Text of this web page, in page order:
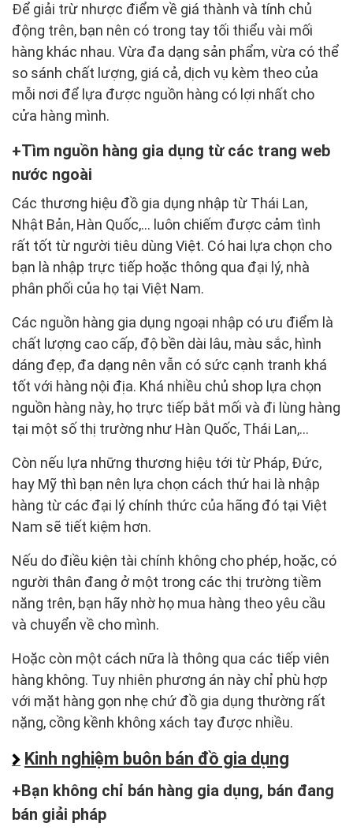
Để giải trừ nhược điểm về giá thành và tính chủ
động trên, bạn nên có trong tay tối thiểu vài mối
hàng khác nhau. Vừa đa dạng sản phẩm, vừa có thể
so sánh chất lượng, giá cả, dịch vụ kèm theo của
mỗi nơi để lựa được nguồn hàng có lợi nhất cho
cửa hàng mình.
Tìm nguồn hàng gia dụng từ các trang web
nước ngoài
Các thương hiệu đồ gia dụng nhập từ Thái Lan,
Nhật Bản, Hàn Quốc,… luôn chiếm được cảm tình
rất tốt từ người tiêu dùng Việt. Có hai lựa chọn cho
bạn là nhập trực tiếp hoặc thông qua đại lý, nhà
phân phối của họ tại Việt Nam.
Các nguồn hàng gia dụng ngoại nhập có ưu điểm là
chất lượng cao cấp, độ bền dài lâu, màu sắc, hình
dáng đẹp, đa dạng nên vẫn có sức cạnh tranh khá
tốt với hàng nội địa. Khá nhiều chủ shop lựa chọn
nguồn hàng này, họ trực tiếp bắt mối và đi lùng hàng
tại một số thị trường như Hàn Quốc, Thái Lan,…
Còn nếu lựa những thương hiệu tới từ Pháp, Đức,
hay Mỹ thì bạn nên lựa chọn cách thứ hai là nhập
hàng từ các đại lý chính thức của hãng đó tại Việt
Nam sẽ tiết kiệm hơn.
Nếu do điều kiện tài chính không cho phép, hoặc, có
người thân đang ở một trong các thị trường tiềm
năng trên, bạn hãy nhờ họ mua hàng theo yêu cầu
và chuyển về cho mình.
Hoặc còn một cách nữa là thông qua các tiếp viên
hàng không. Tuy nhiên phương án này chỉ phù hợp
với mặt hàng gọn nhẹ chứ đồ gia dụng thường rất
nặng, cồng kềnh không xách tay được nhiều.
Kinh nghiệm buôn bán đồ gia dụng
Bạn không chỉ bán hàng gia dụng, bán đang
bán giải pháp